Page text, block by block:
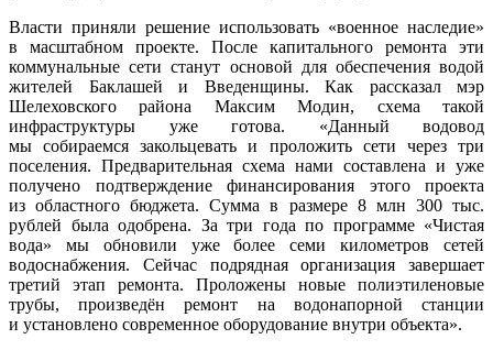
Власти приняли решение использовать «военное наследие»
в масштабном проекте. После капитального ремонта эти
коммунальные сети станут основой для обеспечения водой
жителей Баклашей и Введенщины. Как рассказал мэр
Шелеховского района Максим Модин, схема такой
инфраструктуры уже готова. «Данный водовод
мы собираемся закольцевать и проложить сети через три
поселения. Предварительная схема нами составлена и уже
получено подтверждение финансирования этого проекта
из областного бюджета. Сумма в размере 8 млн 300 тыс.
рублей была одобрена. За три года по программе «Чистая
вода» мы обновили уже более семи километров сетей
водоснабжения. Сейчас подрядная организация завершает
третий этап ремонта. Проложены новые полиэтиленовые
трубы, произведён ремонт на водонапорной станции
и установлено современное оборудование внутри объекта».